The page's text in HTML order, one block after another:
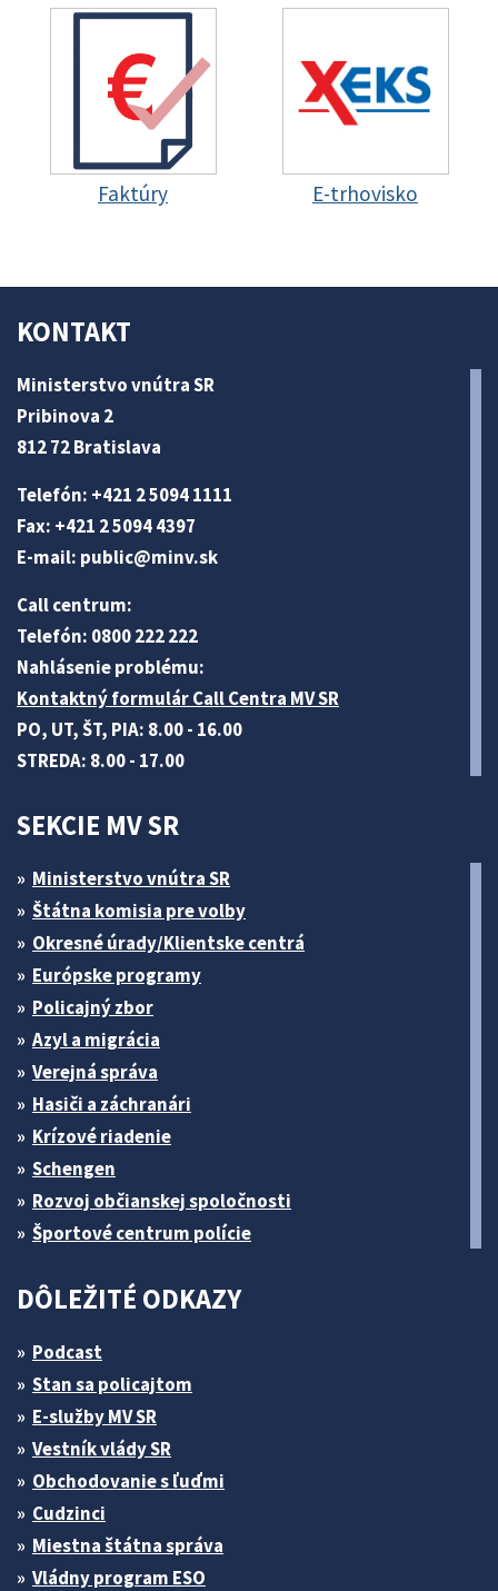
Faktúry E-trhovisko
KONTAKT
Ministerstvo vnútra SR
Pribinova 2
812 72 Bratislava
Telefón: +421 2 5094 1111
Fax: +421 2 5094 4397
E-mail: public@minv.sk
Call centrum:
Telefón: 0800 222 222
Nahlásenie problému:
Kontaktný formulár Call Centra MV SR
PO, UT, ŠT, PIA: 8.00 - 16.00
STREDA: 8.00 - 17.00
SEKCIE MV SR
Ministerstvo vnútra SR
Štátna komisia pre volby
Okresné úrady/Klientske centrá
Európske programy
Policajný zbor
Azyl a migrácia
Verejná správa
Hasiči a záchranári
Krízové riadenie
Schengen
Rozvoj občianskej spoločnosti
Športové centrum polície
DÔLEŽITÉ ODKAZY
Podcast
Stan sa policajtom
E-služby MV SR
Vestník vlády SR
Obchodovanie s ľuďmi
Cudzinci
Miestna štátna správa
Vládny program ESO